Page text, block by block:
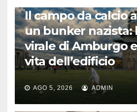
Il campo da calcio
un bunker nazista:
virale di Amburgo
vita dell’edificio
AGO 5, 2026 ADMIN
LA STORIA DEL CALCIO